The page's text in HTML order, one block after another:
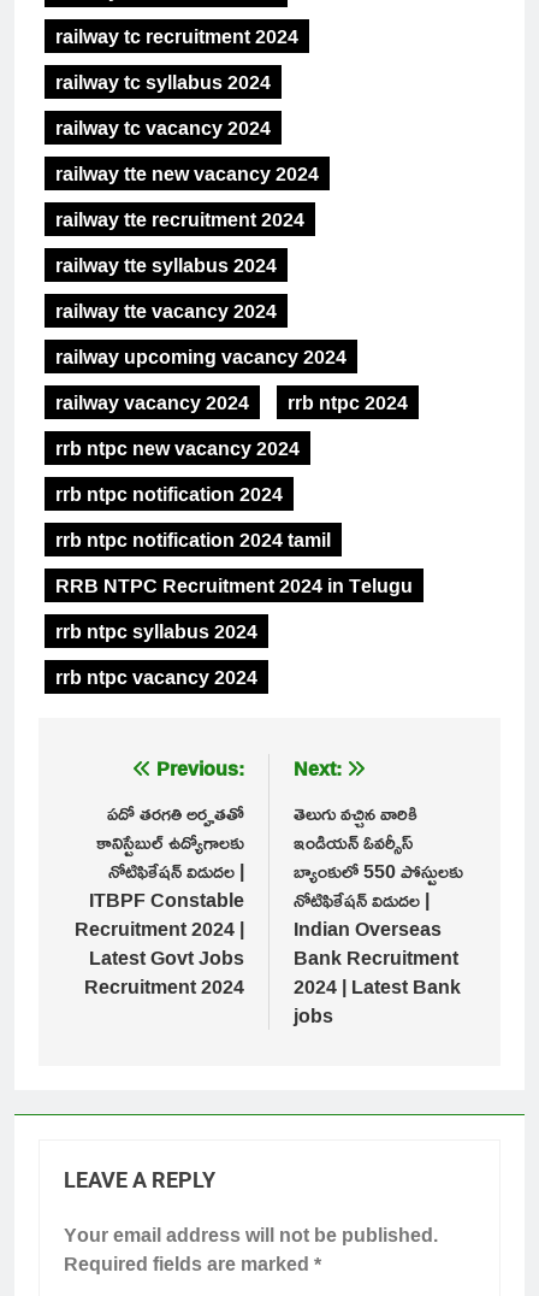
railway tc recruitment 2024
railway tc syllabus 2024
railway tc vacancy 2024
railway tte new vacancy 2024
railway tte recruitment 2024
railway tte syllabus 2024
railway tte vacancy 2024
railway upcoming vacancy 2024
railway vacancy 2024
rrb ntpc 2024
rrb ntpc new vacancy 2024
rrb ntpc notification 2024
rrb ntpc notification 2024 tamil
RRB NTPC Recruitment 2024 in Telugu
rrb ntpc syllabus 2024
rrb ntpc vacancy 2024
navigation
Previous:
పదో తరగతి అర్హతతో
కానిస్టేబుల్ ఉద్యోగాలకు
నోటిఫికేషన్ విడుదల |
ITBPF Constable
Recruitment 2024 |
Latest Govt Jobs
Recruitment 2024
Next:
తెలుగు వచ్చిన వారికి
ఇండియన్ ఓవర్సీస్
బ్యాంకులో 550 పోస్టులకు
నోటిఫికేషన్ విడుదల |
Indian Overseas
Bank Recruitment
2024 | Latest Bank
jobs
LEAVE A REPLY
Your email address will not be published.
Required fields are marked*